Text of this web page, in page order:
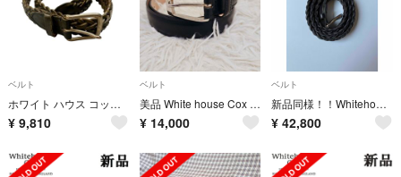
ベルト
ホワイト ハウス コックス ベルト メッシュ カーキ【AFI18-2】
¥ 9,810
ベルト
美品 White house Cox ホワイトハウスコックス レザーベルト 黒
¥ 14,000
ベルト
新品同様！！Whitehouse Cox ホワイトハウスコックス メッシュベルト
¥ 42,800